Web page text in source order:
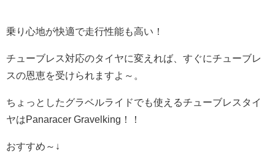
乗り心地が快適で走行性能も高い！
チューブレス対応のタイヤに変えれば、すぐにチューブレ
スの恩恵を受けられますよ～。
ちょっとしたグラベルライドでも使えるチューブレスタイ
ヤはPanaracer Gravelking！！
おすすめ～↓